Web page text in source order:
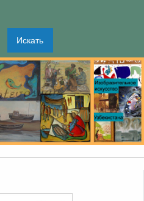
Искать